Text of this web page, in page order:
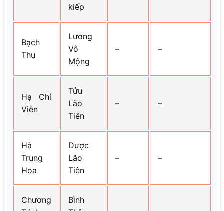
kiếp
Bạch
Thụ
Lương
Vô
Mộng
– –
Hạ Chí
Viễn
Tửu
Lão
Tiên
– –
Hà
Trung
Hoa
Dược
Lão
Tiên
– –
Chương
Bình